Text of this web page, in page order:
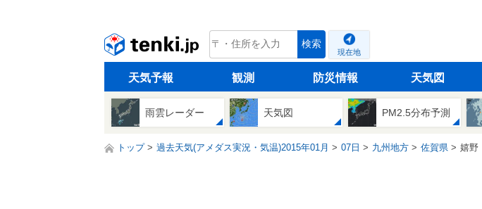
tenki.jp 検索
現在地
天気予報 観測 防災情報 天気図
雨雲レーダー 天気図 PM2.5分布予測
トップ 過去天気(アメダス実況・気温)2015年01月 07日 九州地方 佐賀県 嬉野